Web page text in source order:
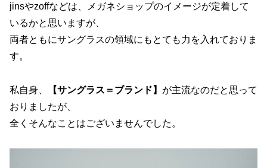
jinsやzoffなどは、メガネショップのイメージが定着して
いるかと思いますが、
両者ともにサングラスの領域にもとても力を入れておりま
す。
私自身、 【サングラス＝ブランド】 が主流なのだと思って
おりましたが、
全くそんなことはございませんでした。